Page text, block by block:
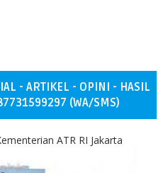
- ARTIKEL - OPINI - HASIL
(WA/SMS)
ATR RI Jakarta